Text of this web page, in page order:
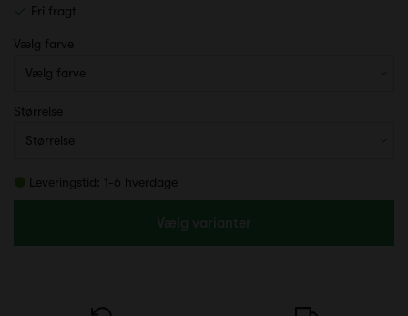
Fri fragt
Vælg farve
Størrelse
Leveringstid: 1-6 hverdage
Vælg varianter